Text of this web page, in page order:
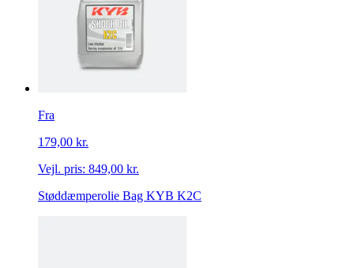
Fra
179,00 kr.
Vejl. pris: 849,00 kr.
Støddæmperolie Bag KYB K2C